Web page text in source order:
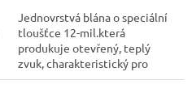
Jednovrstvá blána o speciální
tloušťce 12-mil.která
produkuje otevřený, teplý
zvuk, charakteristický pro
jednovrstvé blány. (B14G12)